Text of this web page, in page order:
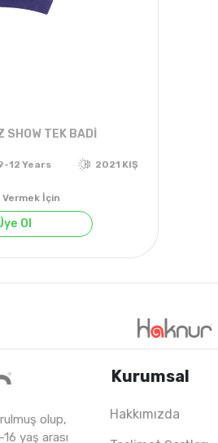
SHOW TEK BADİ
9-12 Years
Vermek İçin
Ol
olup,
yaş arası
Kurumsal
Hakkımızda